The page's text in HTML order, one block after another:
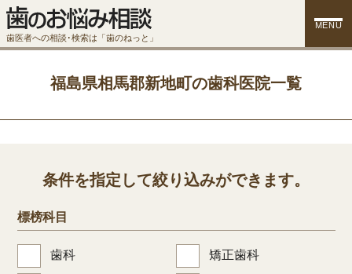
歯医者への相談･検索は「歯のねっと」
MENU
福島県相馬郡新地町の歯科医院一覧
条件を指定して絞り込みができます。
標榜科目
歯科 矯正歯科